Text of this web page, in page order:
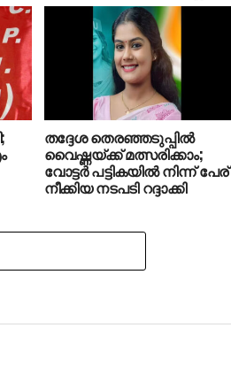
തദ്ദേശ തെരഞ്ഞടുപ്പില്‍
വൈഷ്ണയ്ക്ക് മത്സരിക്കാം;
വോട്ടര്‍ പട്ടികയില്‍ നിന്ന് പേര്
നീക്കിയ നടപടി റദ്ദാക്കി